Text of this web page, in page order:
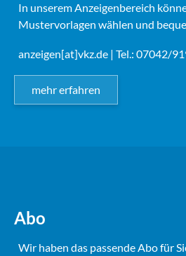
In unserem Anzeigenbereich
Mustervorlagen wählen und
anzeigen[at]vkz.de | Tel.: 07042/
mehr erfahren
Abo
Wir haben das passende Abo für